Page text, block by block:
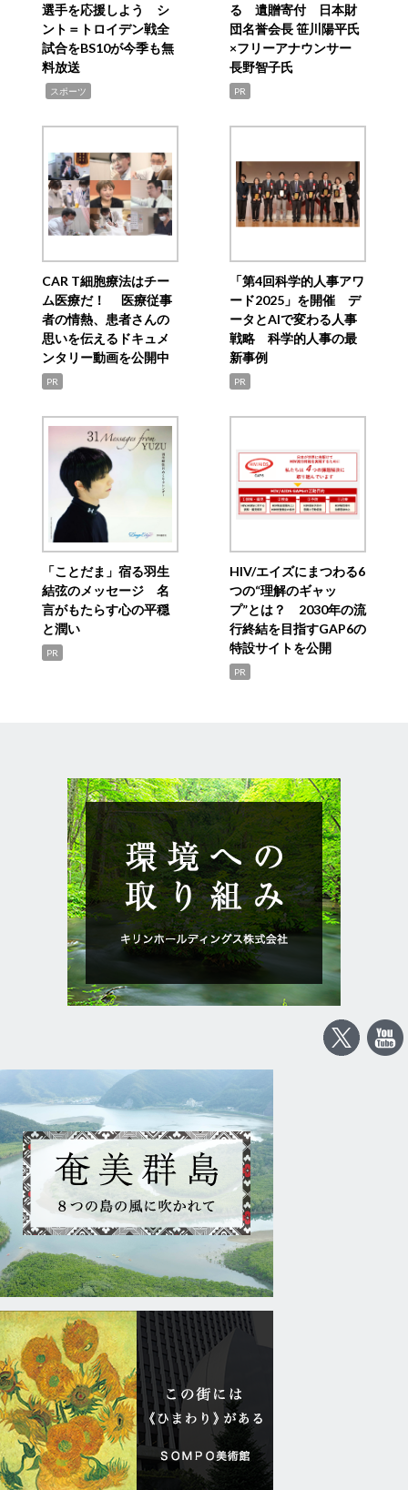
選手を応援しよう シ
ント＝トロイデン戦全
試合をBS10が今季も無
料放送
スポーツ
る 遺贈寄付 日本財
団名誉会長 笹川陽平氏
×フリーアナウンサー
長野智子氏
PR
CAR T細胞療法はチー
ム医療だ！ 医療従事
者の情熱、患者さんの
思いを伝えるドキュメ
ンタリー動画を公開中
PR
「第4回科学的人事アワ
ード2025」を開催 デ
ータとAIで変わる人事
戦略 科学的人事の最
新事例
PR
「ことだま」宿る羽生
結弦のメッセージ 名
言がもたらす心の平穏
と潤い
PR
HIV/エイズにまつわる6
つの“理解のギャッ
プ”とは？ 2030年の流
行終結を目指すGAP6の
特設サイトを公開
PR